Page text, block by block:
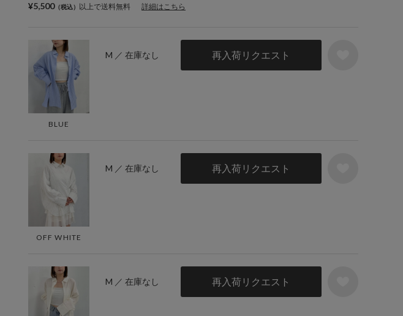
BLUE
M ／ 在庫なし 再入荷リクエスト
OFF WHITE
M ／ 在庫なし 再入荷リクエスト
M ／ 在庫なし 再入荷リクエスト
¥5,500 以上で送料無料 詳細はこちら